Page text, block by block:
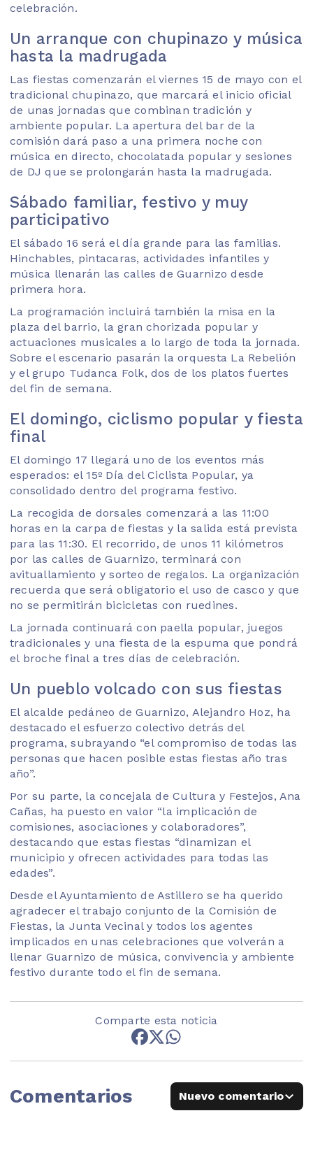
celebración.
Un arranque con chupinazo y música
hasta la madrugada
Las fiestas comenzarán el viernes 15 de mayo con el
tradicional chupinazo, que marcará el inicio oficial
de unas jornadas que combinan tradición y
ambiente popular. La apertura del bar de la
comisión dará paso a una primera noche con
música en directo, chocolatada popular y sesiones
de DJ que se prolongarán hasta la madrugada.
Sábado familiar, festivo y muy
participativo
El sábado 16 será el día grande para las familias.
Hinchables, pintacaras, actividades infantiles y
música llenarán las calles de Guarnizo desde
primera hora.
La programación incluirá también la misa en la
plaza del barrio, la gran chorizada popular y
actuaciones musicales a lo largo de toda la jornada.
Sobre el escenario pasarán la orquesta La Rebelión
y el grupo Tudanca Folk, dos de los platos fuertes
del fin de semana.
El domingo, ciclismo popular y fiesta
final
El domingo 17 llegará uno de los eventos más
esperados: el 15º Día del Ciclista Popular, ya
consolidado dentro del programa festivo.
La recogida de dorsales comenzará a las 11:00
horas en la carpa de fiestas y la salida está prevista
para las 11:30. El recorrido, de unos 11 kilómetros
por las calles de Guarnizo, terminará con
avituallamiento y sorteo de regalos. La organización
recuerda que será obligatorio el uso de casco y que
no se permitirán bicicletas con ruedines.
La jornada continuará con paella popular, juegos
tradicionales y una fiesta de la espuma que pondrá
el broche final a tres días de celebración.
Un pueblo volcado con sus fiestas
El alcalde pedáneo de Guarnizo, Alejandro Hoz, ha
destacado el esfuerzo colectivo detrás del
programa, subrayando “el compromiso de todas las
personas que hacen posible estas fiestas año tras
año”.
Por su parte, la concejala de Cultura y Festejos, Ana
Cañas, ha puesto en valor “la implicación de
comisiones, asociaciones y colaboradores”,
destacando que estas fiestas “dinamizan el
municipio y ofrecen actividades para todas las
edades”.
Desde el Ayuntamiento de Astillero se ha querido
agradecer el trabajo conjunto de la Comisión de
Fiestas, la Junta Vecinal y todos los agentes
implicados en unas celebraciones que volverán a
llenar Guarnizo de música, convivencia y ambiente
festivo durante todo el fin de semana.
Comparte esta noticia
Comentarios Nuevo comentario